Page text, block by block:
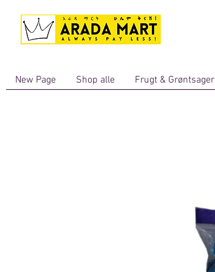
New Page Shop alle Frugt & Grøntsager